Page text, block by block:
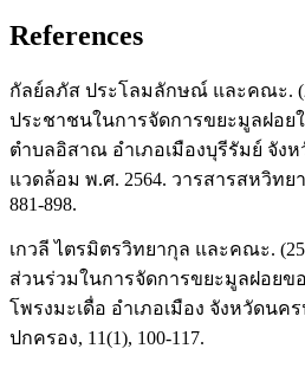
References
กัลย์ลภัส ประโลมลักษณ์ และคณะ.
ประชาชนในการจัดการขยะมูลฝอย
ตำบลอิสาณ อำเภอเมืองบุรีรัมย์ จัง
แวดล้อม พ.ศ. 2564. วารสารสหวิทย
881-898.
เกวลี ไตรมิตรวิทยากุล และคณะ.
ส่วนร่วมในการจัดการขยะมูลฝอยข
โพรงมะเดื่อ อำเภอเมือง จังหวัดนค
ปกครอง, 11(1), 100-117.